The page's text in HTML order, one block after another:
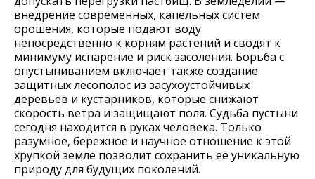
внедрение современных, капельных систем
орошения, которые подают воду
непосредственно к корням растений и сводят к
минимуму испарение и риск засоления. Борьба с
опустыниванием включает также создание
защитных лесополос из засухоустойчивых
деревьев и кустарников, которые снижают
скорость ветра и защищают поля. Судьба пустыни
сегодня находится в руках человека. Только
разумное, бережное и научное отношение к этой
хрупкой земле позволит сохранить её уникальную
природу для будущих поколений.